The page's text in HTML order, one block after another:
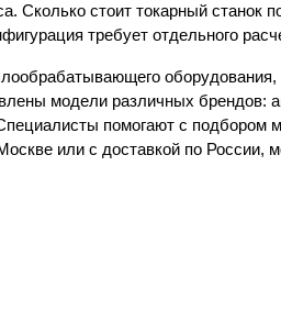
Сколько стоит токарный станок
требует отдельного
модели различных брендов:
помогают с
или с доставкой по